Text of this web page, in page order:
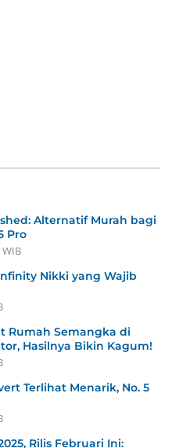
Alternatif Murah bagi
Pro
Nikki yang Wajib
Rumah Semangka di
Hasilnya Bikin Kagum!
Terlihat Menarik, No. 5
Rilis Februari Ini: